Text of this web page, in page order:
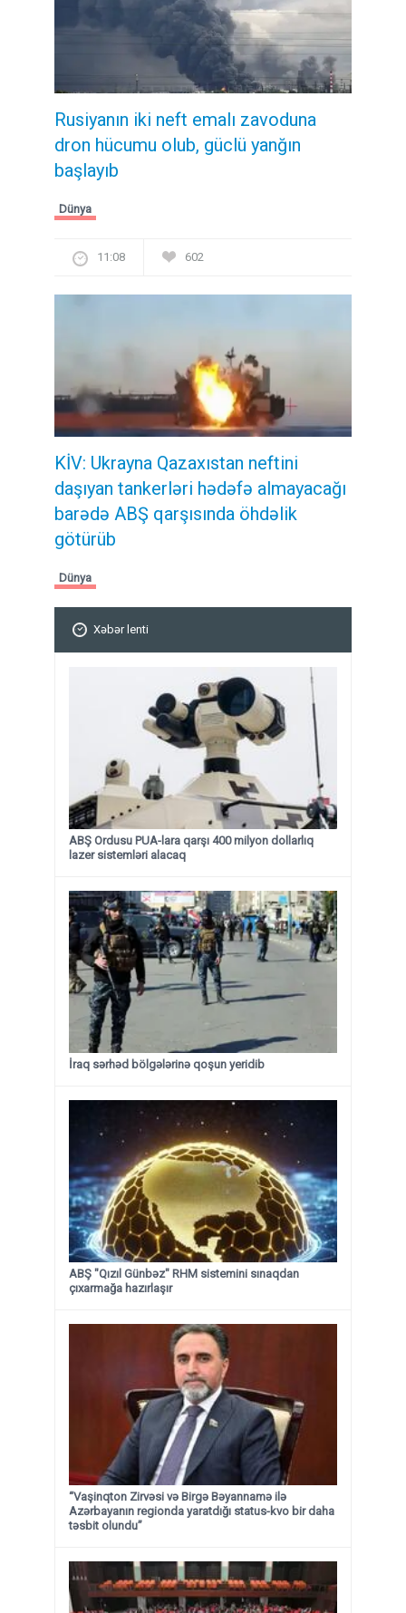
Rusiyanın iki neft emalı zavoduna
dron hücumu olub, güclü yanğın
başlayıb
Dünya
11:08 602
KİV: Ukrayna Qazaxıstan neftini
daşıyan tankerləri hədəfə almayacağı
barədə ABŞ qarşısında öhdəlik
götürüb
Dünya
Xəbər lenti
ABŞ Ordusu PUA-lara qarşı 400 milyon dollarlıq
lazer sistemləri alacaq
İraq sərhəd bölgələrinə qoşun yeridib
ABŞ "Qızıl Günbəz" RHM sistemini sınaqdan
çıxarmağa hazırlaşır
“Vaşinqton Zirvəsi və Birgə Bəyannamə ilə
Azərbayanın regionda yaratdığı status-kvo bir daha
təsbit olundu”